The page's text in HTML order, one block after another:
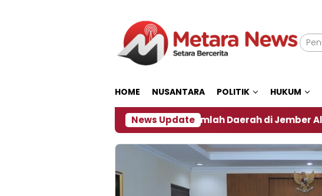
HOME NUSANTARA POLITIK HUKUM
News Update
Dampak El Nino, Sejumlah Daerah di Jember Alami Krisi Air